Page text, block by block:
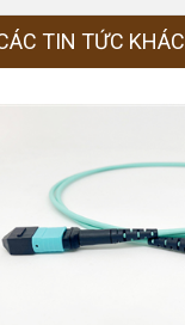
TIN TỨC KHÁC